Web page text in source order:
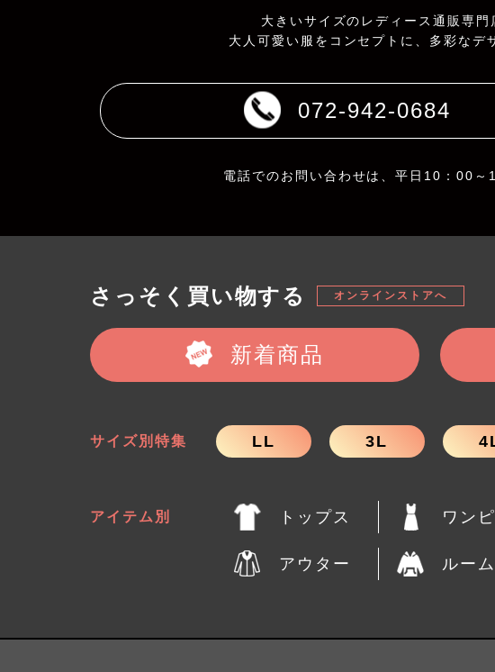
大きいサイズのレディース通販専
大人可愛い服をコンセプトに、多彩なデ
072-942-0684
電話でのお問い合わせは、平日10：00～
さっそく買い物する オンラインストアへ
新着商品
サイズ別特集 LL 3L
アイテム別 トップス ワン
アウター ルー